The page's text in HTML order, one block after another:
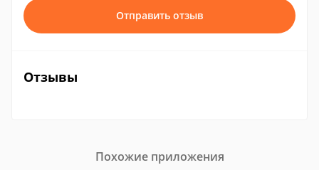
Отправить отзыв
Отзывы
Похожие приложения